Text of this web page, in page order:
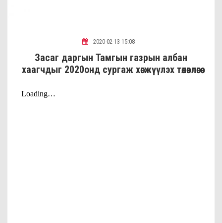
2020-02-13 15:08
Засаг даргын Тамгын газрын албан
хаагчдыг 2020онд сургаж хөгжүүлэх төлөвлөгөө